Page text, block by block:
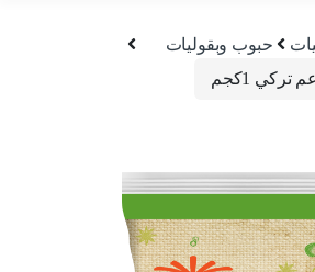
حبوب وبقوليات
1كجم